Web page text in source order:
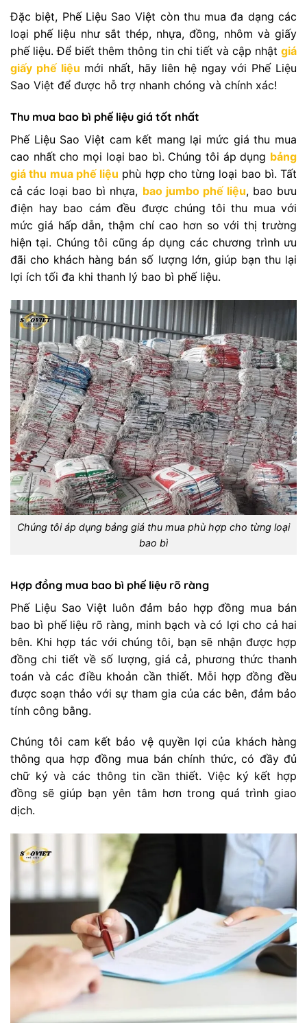
Đặc biệt, Phế Liệu Sao Việt còn thu mua đa dạng các
loại phế liệu như sắt thép, nhựa, đồng, nhôm và giấy
phế liệu. Để biết thêm thông tin chi tiết và cập nhật giá
giấy phế liệu mới nhất, hãy liên hệ ngay với Phế Liệu
Sao Việt để được hỗ trợ nhanh chóng và chính xác!
Thu mua bao bì phế liệu giá tốt nhất
Phế Liệu Sao Việt cam kết mang lại mức giá thu mua
cao nhất cho mọi loại bao bì. Chúng tôi áp dụng bảng
giá thu mua phế liệu phù hợp cho từng loại bao bì. Tất
cả các loại bao bì nhựa, bao jumbo phế liệu, bao bưu
điện hay bao cám đều được chúng tôi thu mua với
mức giá hấp dẫn, thậm chí cao hơn so với thị trường
hiện tại. Chúng tôi cũng áp dụng các chương trình ưu
đãi cho khách hàng bán số lượng lớn, giúp bạn thu lại
lợi ích tối đa khi thanh lý bao bì phế liệu.
Chúng tôi áp dụng bảng giá thu mua phù hợp cho từng loại
bao bì
Hợp đồng mua bao bì phế liệu rõ ràng
Phế Liệu Sao Việt luôn đảm bảo hợp đồng mua bán
bao bì phế liệu rõ ràng, minh bạch và có lợi cho cả hai
bên. Khi hợp tác với chúng tôi, bạn sẽ nhận được hợp
đồng chi tiết về số lượng, giá cả, phương thức thanh
toán và các điều khoản cần thiết. Mỗi hợp đồng đều
được soạn thảo với sự tham gia của các bên, đảm bảo
tính công bằng.
Chúng tôi cam kết bảo vệ quyền lợi của khách hàng
thông qua hợp đồng mua bán chính thức, có đầy đủ
chữ ký và các thông tin cần thiết. Việc ký kết hợp
đồng sẽ giúp bạn yên tâm hơn trong quá trình giao
dịch.